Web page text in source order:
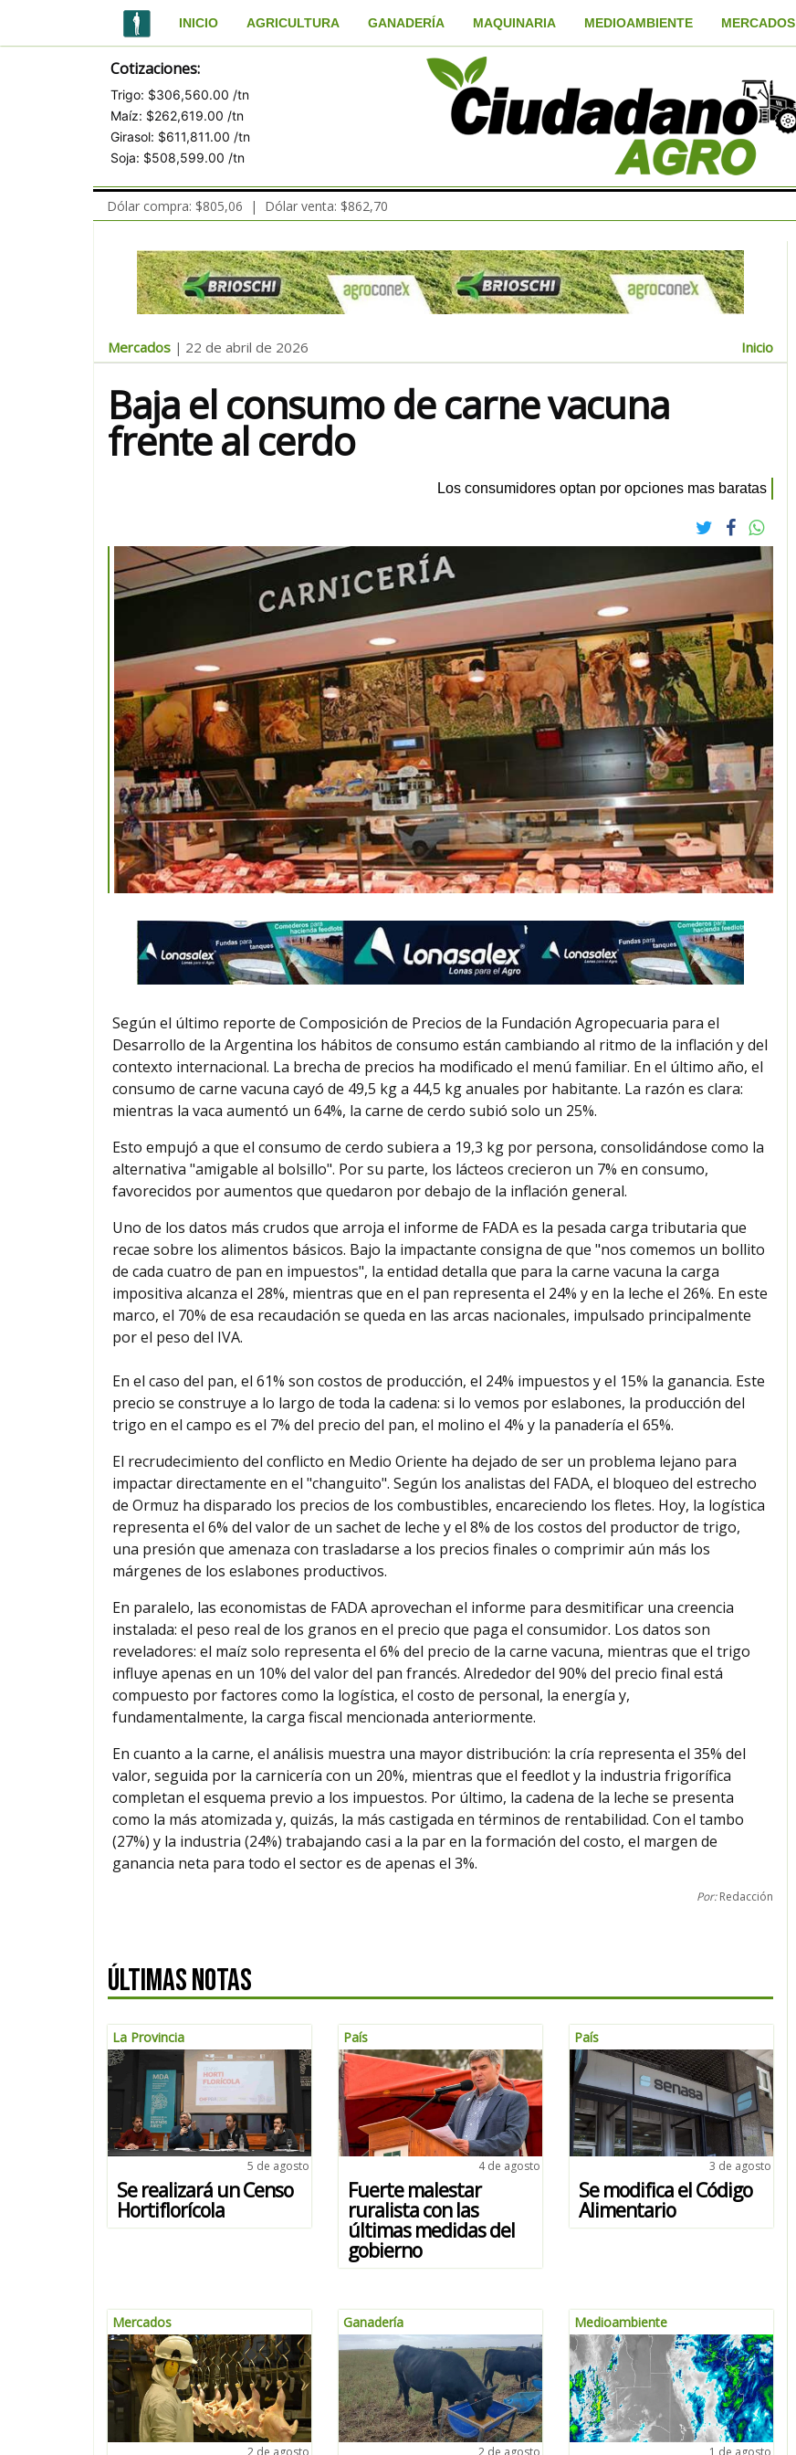
INICIO AGRICULTURA GANADERÍA MAQUINARIA MEDIOAMBIENTE MERCADOS
Cotizaciones:
Trigo: $306,560.00 /tn
Maíz: $262,619.00 /tn
Girasol: $611,811.00 /tn
Soja: $508,599.00 /tn
Dólar compra: $805,06 | Dólar venta: $862,70
Mercados | 22 de abril de 2026 Inicio
Baja el consumo de carne vacuna
frente al cerdo
Los consumidores optan por opciones mas baratas
Según el último reporte de Composición de Precios de la Fundación Agropecuaria para el
Desarrollo de la Argentina los hábitos de consumo están cambiando al ritmo de la inflación y del
contexto internacional. La brecha de precios ha modificado el menú familiar. En el último año, el
consumo de carne vacuna cayó de 49,5 kg a 44,5 kg anuales por habitante. La razón es clara:
mientras la vaca aumentó un 64%, la carne de cerdo subió solo un 25%.
Esto empujó a que el consumo de cerdo subiera a 19,3 kg por persona, consolidándose como la
alternativa "amigable al bolsillo". Por su parte, los lácteos crecieron un 7% en consumo,
favorecidos por aumentos que quedaron por debajo de la inflación general.
Uno de los datos más crudos que arroja el informe de FADA es la pesada carga tributaria que
recae sobre los alimentos básicos. Bajo la impactante consigna de que "nos comemos un bollito
de cada cuatro de pan en impuestos", la entidad detalla que para la carne vacuna la carga
impositiva alcanza el 28%, mientras que en el pan representa el 24% y en la leche el 26%. En este
marco, el 70% de esa recaudación se queda en las arcas nacionales, impulsado principalmente
por el peso del IVA.
En el caso del pan, el 61% son costos de producción, el 24% impuestos y el 15% la ganancia. Este
precio se construye a lo largo de toda la cadena: si lo vemos por eslabones, la producción del
trigo en el campo es el 7% del precio del pan, el molino el 4% y la panadería el 65%.
El recrudecimiento del conflicto en Medio Oriente ha dejado de ser un problema lejano para
impactar directamente en el "changuito". Según los analistas del FADA, el bloqueo del estrecho
de Ormuz ha disparado los precios de los combustibles, encareciendo los fletes. Hoy, la logística
representa el 6% del valor de un sachet de leche y el 8% de los costos del productor de trigo,
una presión que amenaza con trasladarse a los precios finales o comprimir aún más los
márgenes de los eslabones productivos.
En paralelo, las economistas de FADA aprovechan el informe para desmitificar una creencia
instalada: el peso real de los granos en el precio que paga el consumidor. Los datos son
reveladores: el maíz solo representa el 6% del precio de la carne vacuna, mientras que el trigo
influye apenas en un 10% del valor del pan francés. Alrededor del 90% del precio final está
compuesto por factores como la logística, el costo de personal, la energía y,
fundamentalmente, la carga fiscal mencionada anteriormente.
En cuanto a la carne, el análisis muestra una mayor distribución: la cría representa el 35% del
valor, seguida por la carnicería con un 20%, mientras que el feedlot y la industria frigorífica
completan el esquema previo a los impuestos. Por último, la cadena de la leche se presenta
como la más atomizada y, quizás, la más castigada en términos de rentabilidad. Con el tambo
(27%) y la industria (24%) trabajando casi a la par en la formación del costo, el margen de
ganancia neta para todo el sector es de apenas el 3%.
Por:Redacción
ÚLTIMAS NOTAS
La Provincia
5 de agosto
Se realizará un Censo
Hortiflorícola
País
4 de agosto
Fuerte malestar
ruralista con las
últimas medidas del
gobierno
País
3 de agosto
Se modifica el Código
Alimentario
Mercados
2 de agosto
Ganadería
2 de agosto
Medioambiente
1 de agosto